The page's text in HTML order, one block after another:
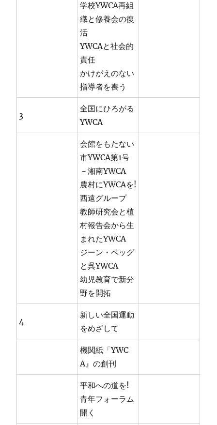
学校YWCA再組
織と修養会の復
活
YWCAと社会的
責任
かけがえのない
指導者を喪う
3
全国にひろがる
YWCA
会館をもたない
市YWCA第1号
－湘南YWCA
農村にYWCAを!
西遠グループ
教師研究会と植
村報告会から生
まれたYWCA
ジーン・ベッグ
と呉YWCA
幼児教育で新分
野を開拓
4
新しい全国運動
をめざして
機関紙「YWC
A』の創刊
平和への道を!
青年フォーラム
開く